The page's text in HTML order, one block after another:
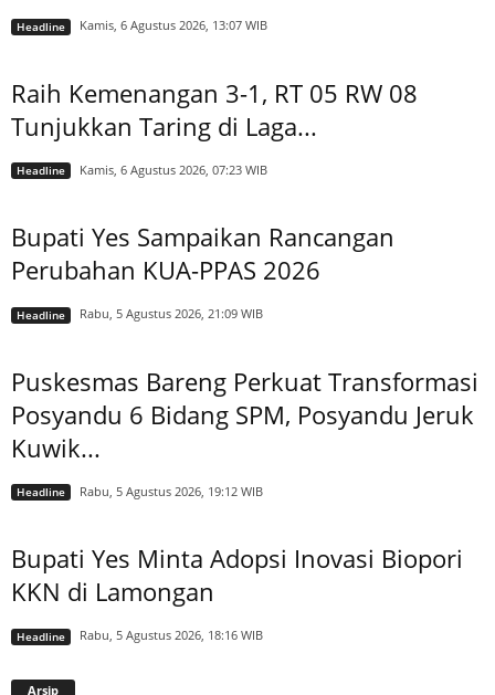
Headline Kamis, 6 Agustus 2026, 13:07 WIB
Raih Kemenangan 3-1, RT 05 RW 08
Tunjukkan Taring di Laga...
Headline Kamis, 6 Agustus 2026, 07:23 WIB
Bupati Yes Sampaikan Rancangan
Perubahan KUA-PPAS 2026
Headline Rabu, 5 Agustus 2026, 21:09 WIB
Puskesmas Bareng Perkuat Transformasi
Posyandu 6 Bidang SPM, Posyandu Jeruk
Kuwik...
Headline Rabu, 5 Agustus 2026, 19:12 WIB
Bupati Yes Minta Adopsi Inovasi Biopori
KKN di Lamongan
Headline Rabu, 5 Agustus 2026, 18:16 WIB
Arsip